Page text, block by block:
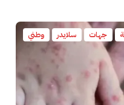
جهات سلايدر وطني